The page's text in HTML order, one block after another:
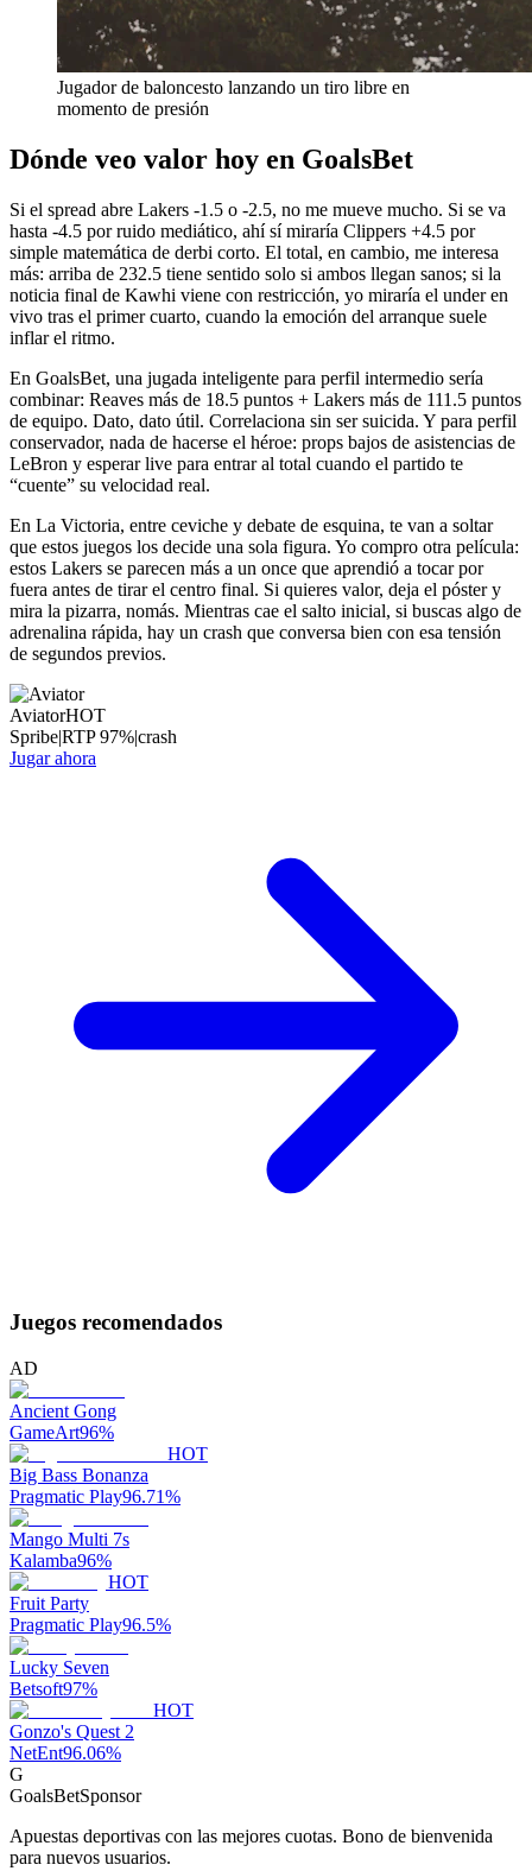
Jugador de baloncesto lanzando un tiro libre en
momento de presión
Dónde veo valor hoy en GoalsBet
Si el spread abre Lakers -1.5 o -2.5, no me mueve mucho. Si se va
hasta -4.5 por ruido mediático, ahí sí miraría Clippers +4.5 por
simple matemática de derbi corto. El total, en cambio, me interesa
más: arriba de 232.5 tiene sentido solo si ambos llegan sanos; si la
noticia final de Kawhi viene con restricción, yo miraría el under en
vivo tras el primer cuarto, cuando la emoción del arranque suele
inflar el ritmo.
En GoalsBet, una jugada inteligente para perfil intermedio sería
combinar: Reaves más de 18.5 puntos + Lakers más de 111.5 puntos
de equipo. Dato, dato útil. Correlaciona sin ser suicida. Y para perfil
conservador, nada de hacerse el héroe: props bajos de asistencias de
LeBron y esperar live para entrar al total cuando el partido te
“cuente” su velocidad real.
En La Victoria, entre ceviche y debate de esquina, te van a soltar
que estos juegos los decide una sola figura. Yo compro otra película:
estos Lakers se parecen más a un once que aprendió a tocar por
fuera antes de tirar el centro final. Si quieres valor, deja el póster y
mira la pizarra, nomás. Mientras cae el salto inicial, si buscas algo de
adrenalina rápida, hay un crash que conversa bien con esa tensión
de segundos previos.
AviatorHOT
Spribe|RTP97%|crash
Jugar ahora
Juegos recomendados
AD
Ancient Gong
GameArt96%
HOT
Big Bass Bonanza
Pragmatic Play96.71%
Mango Multi 7s
Kalamba96%
HOT
Fruit Party
Pragmatic Play96.5%
Lucky Seven
Betsoft97%
HOT
Gonzo's Quest 2
NetEnt96.06%
G
GoalsBetSponsor
Apuestas deportivas con las mejores cuotas. Bono de bienvenida
para nuevos usuarios.